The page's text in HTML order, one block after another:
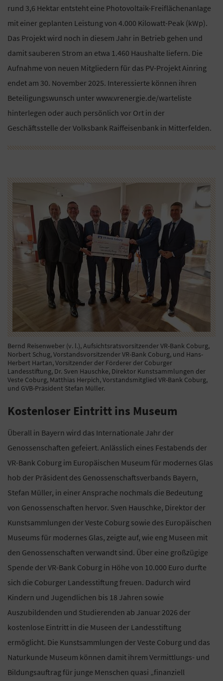
rund 3,6 Hektar entsteht eine Photovoltaik-Freiflächenanlage
mit einer geplanten Leistung von 4.000 Kilowatt-Peak (kWp).
Das Projekt wird noch in diesem Jahr in Betrieb gehen und
damit sauberen Strom an etwa 1.460 Haushalte liefern. Die
Aufnahme von neuen Mitgliedern für das PV-Projekt Ainring
endet am 30. November 2025. Interessierte können ihren
Beteiligungswunsch unter www.vrenergie.de/warteliste
hinterlegen oder auch persönlich vor Ort in der
Geschäftsstelle der Volksbank Raiffeisenbank in Mitterfelden.
Bernd Reisenweber (v. l.), Aufsichtsratsvorsitzender VR-Bank Coburg,
Norbert Schug, Vorstandsvorsitzender VR-Bank Coburg, und Hans-
Herbert Hartan, Vorsitzender der Förderer der Coburger
Landesstiftung, Dr. Sven Hauschke, Direktor Kunstsammlungen der
Veste Coburg, Matthias Herpich, Vorstandsmitglied VR-Bank Coburg,
und GVB-Präsident Stefan Müller.
Kostenloser Eintritt ins Museum
Überall in Bayern wird das Internationale Jahr der
Genossenschaften gefeiert. Anlässlich eines Festabends der
VR-Bank Coburg im Europäischen Museum für modernes Glas
hob der Präsident des Genossenschaftsverbands Bayern,
Stefan Müller, in einer Ansprache nochmals die Bedeutung
von Genossenschaften hervor. Sven Hauschke, Direktor der
Kunstsammlungen der Veste Coburg sowie des Europäischen
Museums für modernes Glas, zeigte auf, wie eng Museen mit
den Genossenschaften verwandt sind. Über eine großzügige
Spende der VR-Bank Coburg in Höhe von 10.000 Euro durfte
sich die Coburger Landesstiftung freuen. Dadurch wird
Kindern und Jugendlichen bis 18 Jahren sowie
Auszubildenden und Studierenden ab Januar 2026 der
kostenlose Eintritt in die Museen der Landesstiftung
ermöglicht. Die Kunstsammlungen der Veste Coburg und das
Naturkunde Museum können damit ihrem Vermittlungs- und
Bildungsauftrag für junge Menschen quasi „finanziell